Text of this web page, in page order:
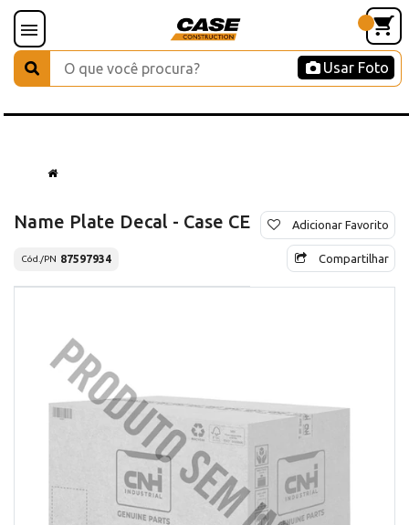
Usar Foto
Name Plate Decal - Case CE
Cód./PN 87597934
Adicionar Favorito
Compartilhar